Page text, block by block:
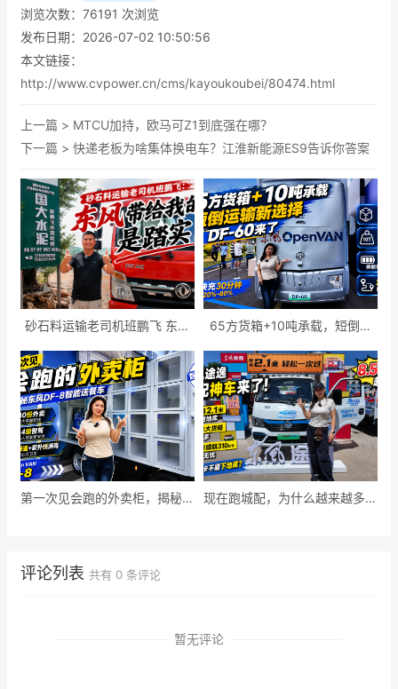
浏览次数： 76191 次浏览
发布日期：2026-07-02 10:50:56
本文链接：
http://www.cvpower.cn/cms/kayoukoubei/80474.html
上一篇 > MTCU加持，欧马可Z1到底强在哪？
下一篇 > 快递老板为啥集体换电车？江淮新能源ES9告诉你答案
砂石料运输老司机班鹏飞 东风
65方货箱+10吨承载，短倒运
第一次见会跑的外卖柜，揭秘东
现在跑城配，为什么越来越多人
评论列表 共有 0 条评论
暂无评论